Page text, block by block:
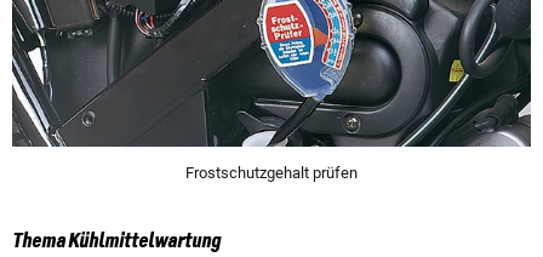
Frostschutzgehalt prüfen
Thema Kühlmittelwartung